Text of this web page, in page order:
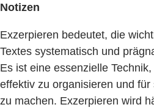
Notizen
Exzerpieren bedeutet, die
Textes systematisch und
Es ist eine essenzielle
effektiv zu organisieren und
zu machen. Exzerpieren wird